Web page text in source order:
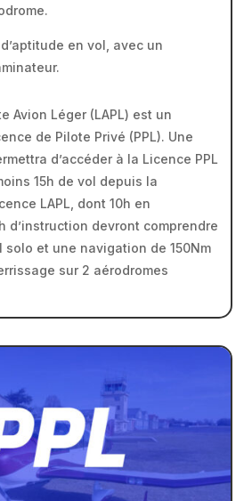
en vol, avec un
Avion Léger (LAPL) est un
de Pilote Privé (PPL). Une
d’accéder à la Licence PPL
15h de vol depuis la
LAPL, dont 10h en
d’instruction devront comprendre
solo et une navigation de 150Nm
sur 2 aérodromes